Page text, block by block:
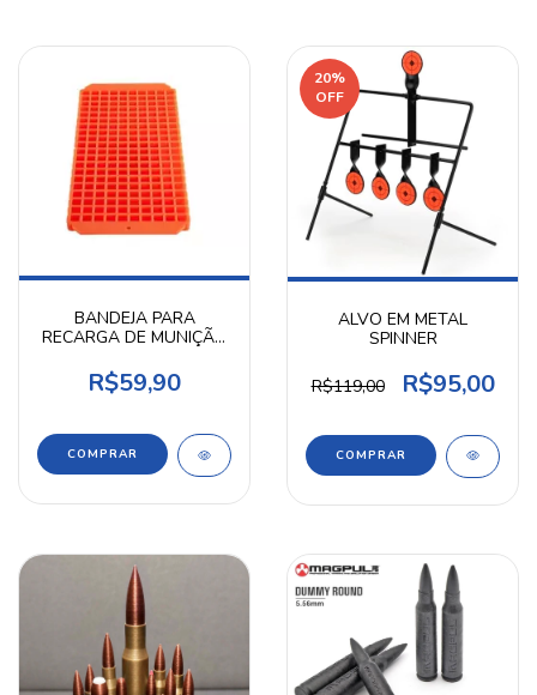
BANDEJA PARA
RECARGA DE MUNIÇÃO
R$59,90
20%
OFF
ALVO EM METAL
SPINNER
R$119,00 R$95,00